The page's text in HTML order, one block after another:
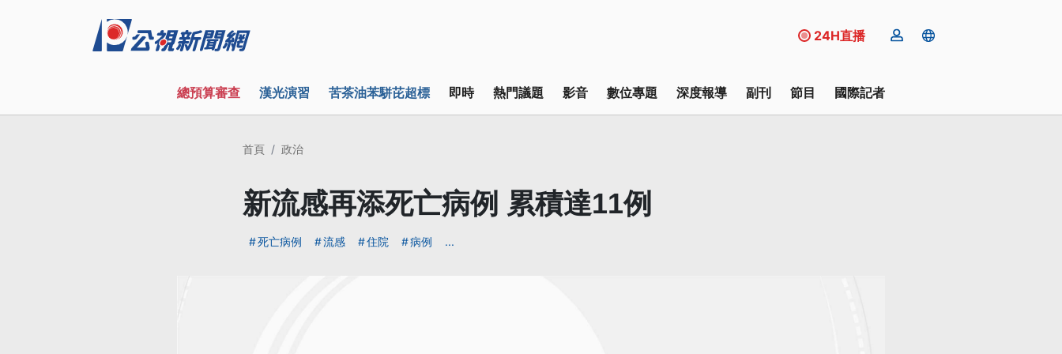
24H直播
總預算審查 漢光演習 苦茶油苯駢芘超標 即時 熱門議題 影音 數位專題 深度報導 副刊 節目 國際記者
首頁 政治
新流感再添死亡病例 累積達11例
死亡病例 流感 住院 病例 ...